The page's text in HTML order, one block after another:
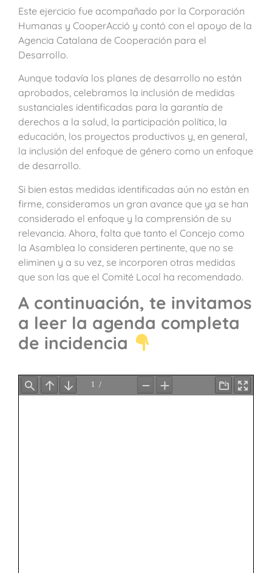
Este ejercicio fue acompañado por la Corporación
Humanas y CooperAcció y contó con el apoyo de la
Agencia Catalana de Cooperación para el
Desarrollo.
Aunque todavía los planes de desarrollo no están
aprobados, celebramos la inclusión de medidas
sustanciales identificadas para la garantía de
derechos a la salud, la participación política, la
educación, los proyectos productivos y, en general,
la inclusión del enfoque de género como un enfoque
de desarrollo.
Si bien estas medidas identificadas aún no están en
firme, consideramos un gran avance que ya se han
considerado el enfoque y la comprensión de su
relevancia. Ahora, falta que tanto el Concejo como
la Asamblea lo consideren pertinente, que no se
eliminen y a su vez, se incorporen otras medidas
que son las que el Comité Local ha recomendado.
A continuación, te invitamos
a leer la agenda completa
de incidencia